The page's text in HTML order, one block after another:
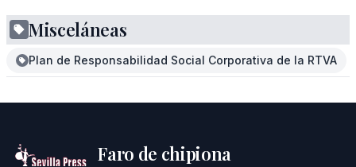
Misceláneas
Plan de Responsabilidad Social Corporativa de la RTVA
Faro de chipiona